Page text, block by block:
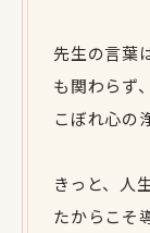
先生の言葉
も関わらず
こぼれ心の
きっと、人
たからこそ